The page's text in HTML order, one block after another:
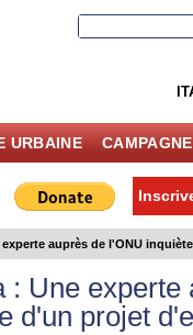
URBAINE
experte auprès de l'ONU
: Une experte
d'un projet